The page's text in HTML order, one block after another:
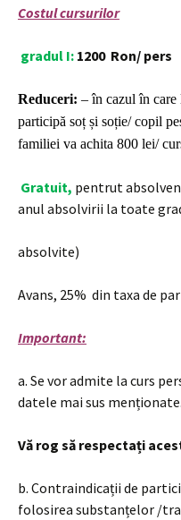
Costul cursurilor
gradul I: 1200 Ron/ pers
Reduceri: – în cazul în care
participă soț și soție/ copil
familiei va achita 800 lei/
Gratuit, pentrut
anul absolvirii la toate
absolvite)
Avans, 25% din taxa de
Important:
a. Se vor admite la curs
datele mai sus menționate.
Vă rog să respectați
b. Contraindicații de
folosirea substanțelor /